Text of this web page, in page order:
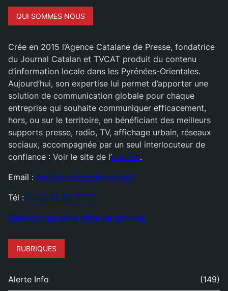
QUI SOMMES NOUS
Crée en 2015 l’Agence Catalane de Presse, fondatrice
du Journal Catalan et TVCAT produit du contenu
d’information locale dans les Pyrénées-Orientales.
Aujourd’hui, son expertise lui permet d’apporter une
solution de communication globale pour chaque
entreprise qui souhaite communiquer efficacement,
hors, ou sur le territoire, en bénéficiant des meilleurs
supports presse, radio, TV, affichage urbain, réseaux
sociaux, accompagnée par un seul interlocuteur de
confiance : Voir le site de l’Agence.
Email : mail@catalanedepresse.fr
Tél : +336 52 62 77 77
Téléchargez notre offre de services
RUBRIQUES
Alerte Info (149)